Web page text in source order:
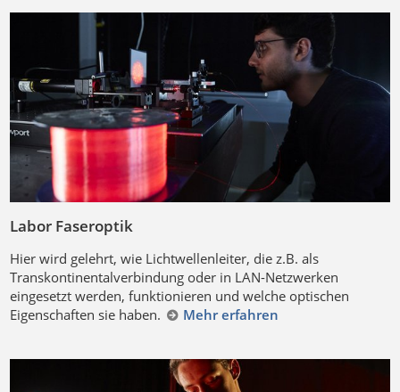
Labor Faseroptik
Hier wird gelehrt, wie Lichtwellenleiter, die z.B. als
Transkontinentalverbindung oder in LAN-Netzwerken
eingesetzt werden, funktionieren und welche optischen
Eigenschaften sie haben.
Mehr erfahren